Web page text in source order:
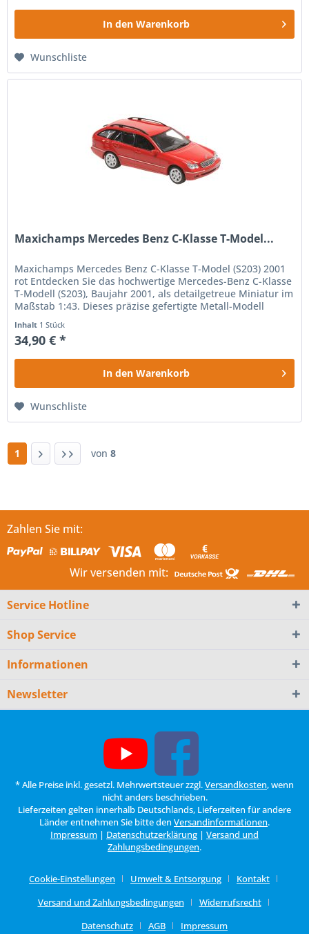
In den Warenkorb
Wunschliste
Maxichamps Mercedes Benz C-Klasse T-Model...
Maxichamps Mercedes Benz C-Klasse T-Model (S203) 2001
rot Entdecken Sie das hochwertige Mercedes-Benz C-Klasse
T-Modell (S203), Baujahr 2001, als detailgetreue Miniatur im
Maßstab 1:43. Dieses präzise gefertigte Metall-Modell
Inhalt 1 Stück
34,90 € *
In den Warenkorb
Wunschliste
1 von 8
Zahlen Sie mit:
Wir versenden mit:
Service Hotline
Shop Service
Informationen
Newsletter
* Alle Preise inkl. gesetzl. Mehrwertsteuer zzgl.Versandkosten, wenn
nicht anders beschrieben.
Lieferzeiten gelten innerhalb Deutschlands, Lieferzeiten für andere
Länder entnehmen Sie bitte den Versandinformationen.
Impressum | Datenschutzerklärung | Versand und
Zahlungsbedingungen.
Cookie-Einstellungen Umwelt & Entsorgung
Kontakt
Versand und Zahlungsbedingungen
Widerrufsrecht
Datenschutz
AGB Impressum